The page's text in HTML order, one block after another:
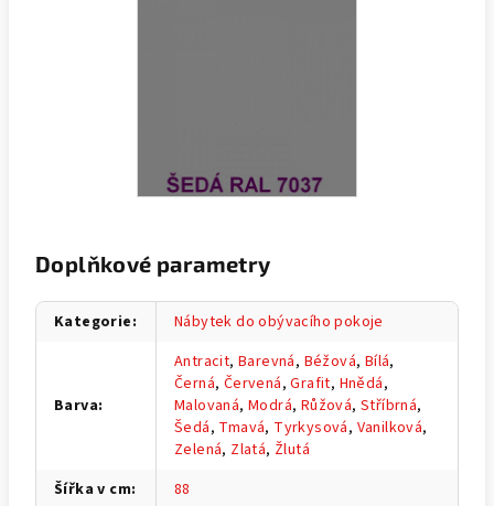
Doplňkové parametry
Kategorie: Nábytek do obývacího pokoje
Barva:
Antracit,Barevná, Béžová, Bílá,
Černá, Červená,Grafit, Hnědá,
Malovaná,Modrá, Růžová,Stříbrná,
Šedá, Tmavá, Tyrkysová, Vanilková,
Zelená, Zlatá, Žlutá
Šířka v cm:
88